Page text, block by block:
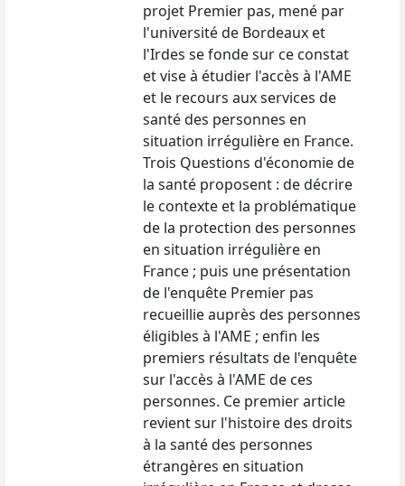
projet Premier pas, mené par
l'université de Bordeaux et
l'Irdes se fonde sur ce constat
et vise à étudier l'accès à l'AME
et le recours aux services de
santé des personnes en
situation irrégulière en France.
Trois Questions d'économie de
la santé proposent : de décrire
le contexte et la problématique
de la protection des personnes
en situation irrégulière en
France ; puis une présentation
de l'enquête Premier pas
recueillie auprès des personnes
éligibles à l'AME ; enfin les
premiers résultats de l'enquête
sur l'accès à l'AME de ces
personnes. Ce premier article
revient sur l'histoire des droits
à la santé des personnes
étrangères en situation